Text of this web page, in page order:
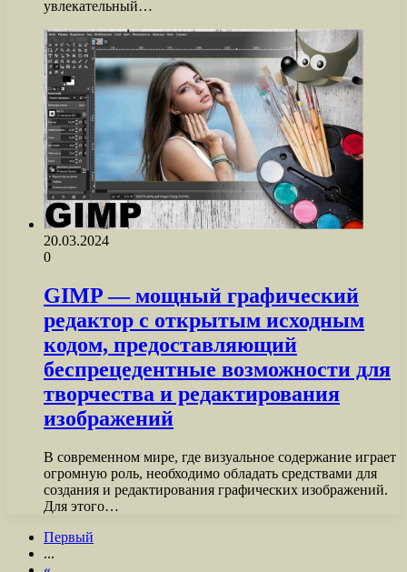
увлекательный…
20.03.2024
0
GIMP — мощный графический
редактор с открытым исходным
кодом, предоставляющий
беспрецедентные возможности для
творчества и редактирования
изображений
В современном мире, где визуальное содержание играет
огромную роль, необходимо обладать средствами для
создания и редактирования графических изображений.
Для этого…
Первый
...